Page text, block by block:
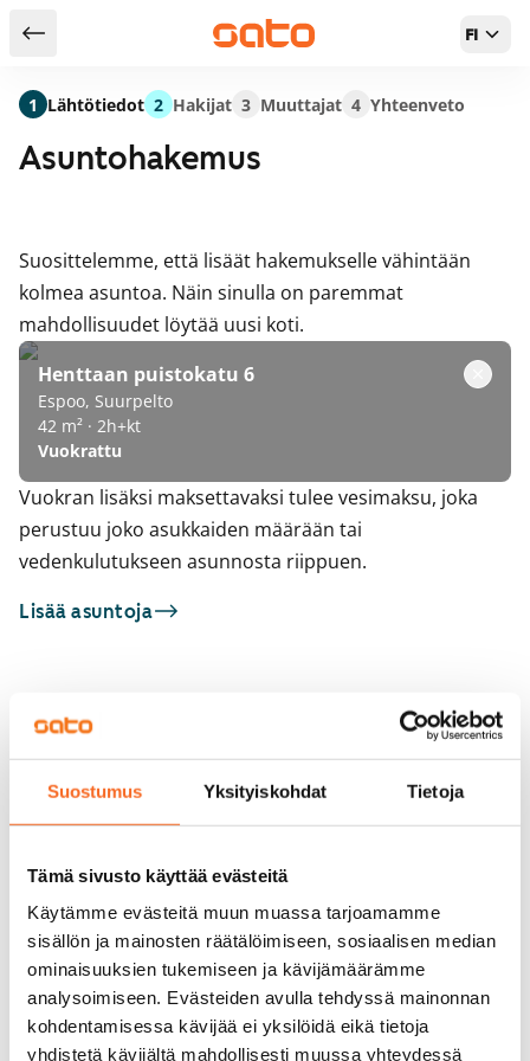
Suostumus Yksityiskohdat Tietoja
Tämä sivusto käyttää evästeitä
Käytämme evästeitä muun muassa tarjoamamme
sisällön ja mainosten räätälöimiseen, sosiaalisen median
ominaisuuksien tukemiseen ja kävijämäärämme
analysoimiseen. Evästeiden avulla tehdyssä mainonnan
kohdentamisessa kävijää ei yksilöidä eikä tietoja
yhdistetä kävijältä mahdollisesti muussa yhteydessä
Takaisin hakutuloksiin FI
Asuntohakemus
Suosittelemme, että lisäät hakemukselle vähintään
kolmea asuntoa. Näin sinulla on paremmat
mahdollisuudet löytää uusi koti.
Henttaan puistokatu 6
Espoo, Suurpelto
42 m² · 2h+kt
Vuokrattu
Vuokran lisäksi maksettavaksi tulee vesimaksu, joka
perustuu joko asukkaiden määrään tai
vedenkulutukseen asunnosta riippuen.
Lisää asuntoja
Sinua saattaisi kiinnostaa myös
37
Henttaan puistokatu 8
40 m² · 2h+kt
Vapautumassa 1.10.
829 €
Viherlaaksonranta
Vapautumassa 10.8.
1 Lähtötiedot 2 Hakijat 3 Muuttajat 4 Yhteenveto